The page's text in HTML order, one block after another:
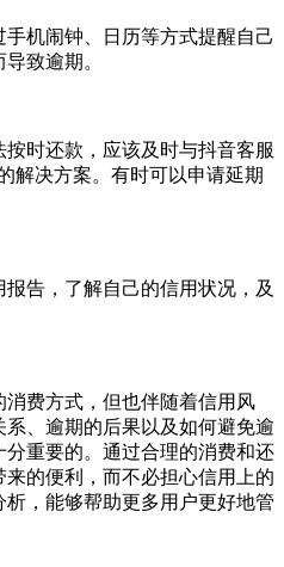
机闹钟、日历等方式提醒自己
致逾期。
时还款，应该及时与抖音客服
解决方案。有时可以申请延期
告，了解自己的信用状况，及
费方式，但也伴随着信用风
、逾期的后果以及如何避免逾
重要的。通过合理的消费和还
的便利，而不必担心信用上的
，能够帮助更多用户更好地管